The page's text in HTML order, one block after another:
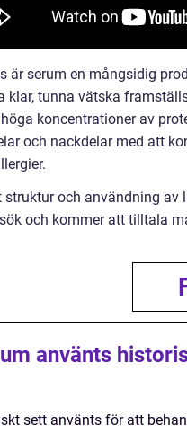
är serum en mångsidig
klar, tunna vätska
koncentrationer av
och nackdelar med att
struktur och användning
och kommer att tilltala
använts
sett använts för att